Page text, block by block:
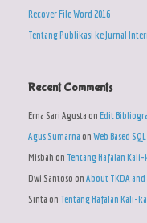
Recover File Word 2016
Tentang Publikasi ke Jurnal
Recent Comments
Erna Sari Agusta on Edit
Agus Sumarna on Web Based
Misbah on Tentang Hafalan
Dwi Santoso on About TKDA and
Sinta on Tentang Hafalan Kali-